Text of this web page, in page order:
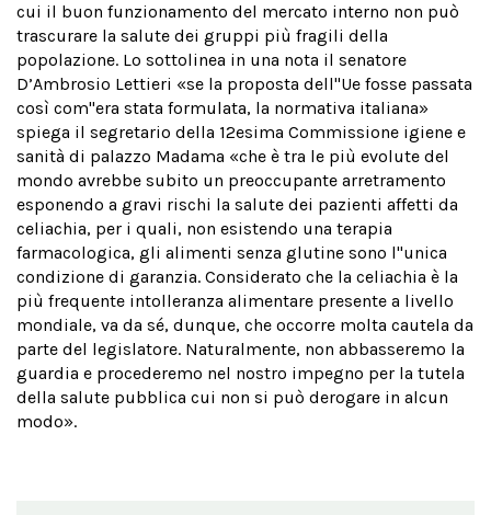
cui il buon funzionamento del mercato interno non può
trascurare la salute dei gruppi più fragili della
popolazione. Lo sottolinea in una nota il senatore
D’Ambrosio Lettieri «se la proposta dell''Ue fosse passata
così com''era stata formulata, la normativa italiana»
spiega il segretario della 12esima Commissione igiene e
sanità di palazzo Madama «che è tra le più evolute del
mondo avrebbe subito un preoccupante arretramento
esponendo a gravi rischi la salute dei pazienti affetti da
celiachia, per i quali, non esistendo una terapia
farmacologica, gli alimenti senza glutine sono l''unica
condizione di garanzia. Considerato che la celiachia è la
più frequente intolleranza alimentare presente a livello
mondiale, va da sé, dunque, che occorre molta cautela da
parte del legislatore. Naturalmente, non abbasseremo la
guardia e procederemo nel nostro impegno per la tutela
della salute pubblica cui non si può derogare in alcun
modo».